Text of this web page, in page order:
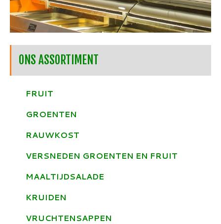
ONS ASSORTIMENT
FRUIT
GROENTEN
RAUWKOST
VERSNEDEN GROENTEN EN FRUIT
MAALTIJDSALADE
KRUIDEN
VRUCHTENSAPPEN